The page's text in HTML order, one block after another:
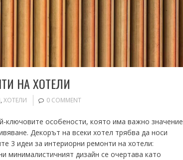
НА ХОТЕЛИ
, ХОТЕЛИ 0 COMMENT
ключовите особености, която има важно значение
Декорът на всеки хотел трябва да носи
3 идеи за интериорни ремонти на хотели:
минималистичният дизайн се очертава като